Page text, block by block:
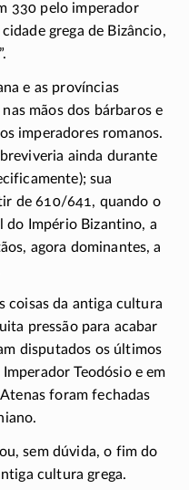
330 pelo imperador
grega de Bizâncio,
e as províncias
mãos dos bárbaros e
imperadores romanos.
ainda durante
sua
de610/641, quando o
do Império Bizantino, a
agora dominantes, a
coisas da antiga cultura
pressão para acabar
disputados os últimos
Teodósio e em
foram fechadas
sem dúvida, o fim do
cultura grega.